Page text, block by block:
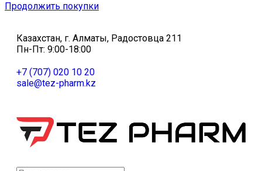
Продолжить покупки
Казахстан, г. Алматы, Радостовца 211
Пн-Пт: 9:00-18:00
+7 (707) 020 10 20
sale@tez-pharm.kz